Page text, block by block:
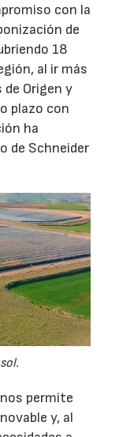
con la
de
18
al ir más
de Origen y
plazo con
ha
de Schneider
permite
y, al